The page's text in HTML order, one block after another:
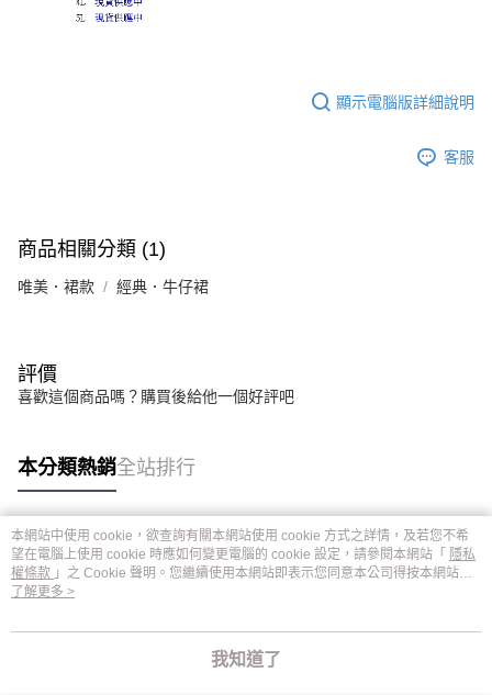
顯示電腦版詳細說明
客服
商品相關分類 (1)
唯美．裙款 經典．牛仔裙
評價
喜歡這個商品嗎？購買後給他一個好評吧
本分類熱銷全站排行
熱門標籤
本網站中使用 cookie，欲查詢有關本網站使用 cookie 方式之詳情，及若您不希
望在電腦上使用 cookie 時應如何變更電腦的 cookie 設定，請參閱本網站「 隱私
權條款 」之 Cookie 聲明。您繼續使用本網站即表示您同意本公司得按本網站使
用條款之 Cookie 聲明使用 cookie。
了解更多 >
我知道了